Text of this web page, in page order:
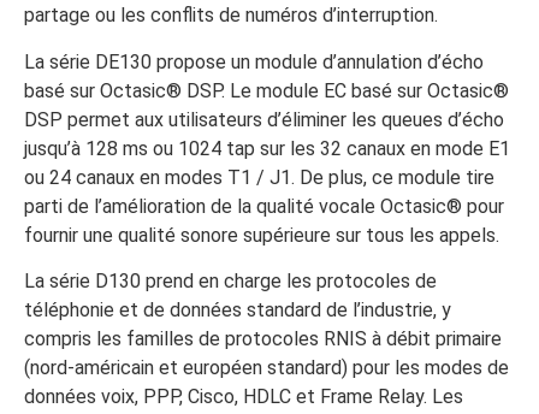
partage ou les conflits de numéros d’interruption.
La série DE130 propose un module d’annulation d’écho
basé sur Octasic® DSP. Le module EC basé sur Octasic®
DSP permet aux utilisateurs d’éliminer les queues d’écho
jusqu’à 128 ms ou 1024 tap sur les 32 canaux en mode E1
ou 24 canaux en modes T1 / J1. De plus, ce module tire
parti de l’amélioration de la qualité vocale Octasic® pour
fournir une qualité sonore supérieure sur tous les appels.
La série D130 prend en charge les protocoles de
téléphonie et de données standard de l’industrie, y
compris les familles de protocoles RNIS à débit primaire
(nord-américain et européen standard) pour les modes de
données voix, PPP, Cisco, HDLC et Frame Relay. Les